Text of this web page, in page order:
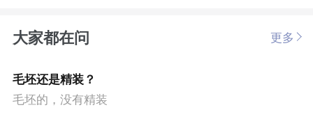
大家都在问 更多
毛坯还是精装？
毛坯的，没有精装